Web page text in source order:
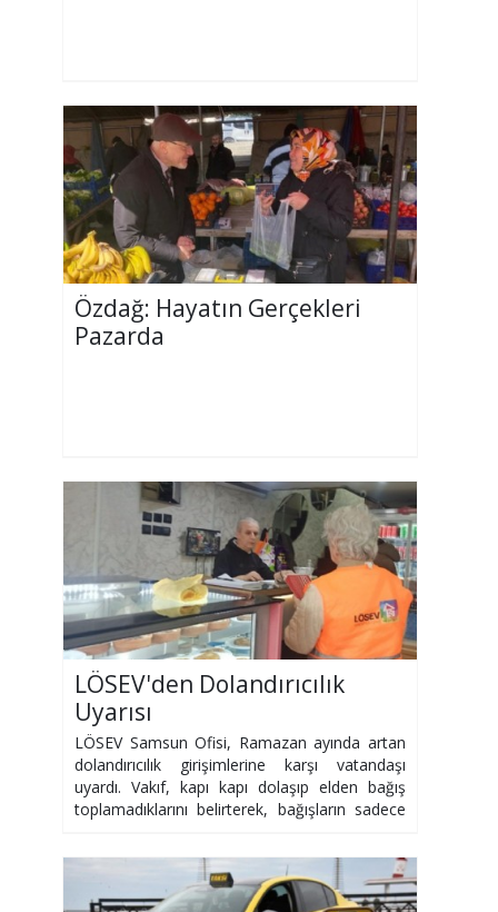
Özdağ: Hayatın Gerçekleri
Pazarda
LÖSEV'den Dolandırıcılık
Uyarısı
LÖSEV Samsun Ofisi, Ramazan ayında artan
dolandırıcılık girişimlerine karşı vatandaşı
uyardı. Vakıf, kapı kapı dolaşıp elden bağış
toplamadıklarını belirterek, bağışların sadece